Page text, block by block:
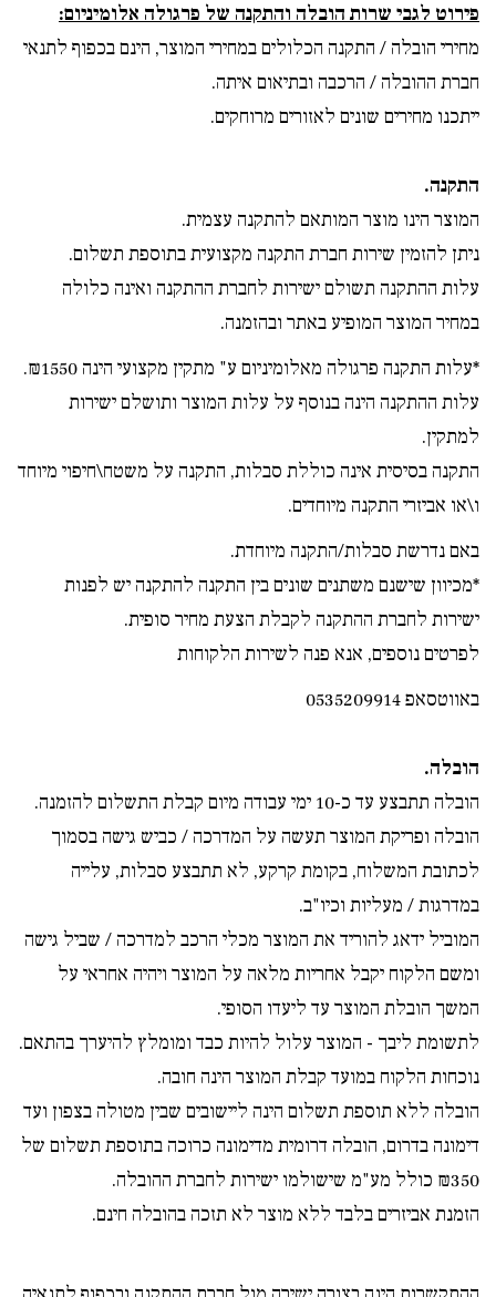
פירוט לגבי שרות הובלה והתקנה של פרגולה אלומיניום:
מחירי הובלה / התקנה הכלולים במחירי המוצר, הינם בכפוף לתנאי
חברת ההובלה / הרכבה ובתיאום איתה.
ייתכנו מחירים שונים לאזורים מרוחקים.
התקנה.
המוצר הינו מוצר המותאם להתקנה עצמית.
ניתן להזמין שירות חברת התקנה מקצועית בתוספת תשלום.
עלות ההתקנה תשולם ישירות לחברת ההתקנה ואינה כלולה
במחיר המוצר המופיע באתר ובהזמנה.
*עלות התקנה פרגולה מאלומיניום ע" מתקין מקצועי הינה ₪1550.
עלות ההתקנה הינה בנוסף על עלות המוצר ותושלם ישירות
למתקין.
התקנה בסיסית אינה כוללת סבלות, התקנה על משטח\חיפוי מיוחד
ו\או אביזרי התקנה מיוחדים.
באם נדרשת סבלות/התקנה מיוחדת.
*מכיוון שישנם משתנים שונים בין התקנה להתקנה יש לפנות
ישירות לחברת ההתקנה לקבלת הצעת מחיר סופית.
לפרטים נוספים, אנא פנה לשירות הלקוחות
באווטסאפ 0535209914
הובלה.
הובלה תתבצע עד כ-10 ימי עבודה מיום קבלת התשלום להזמנה.
הובלה ופריקת המוצר תעשה על המדרכה / כביש גישה בסמוך
לכתובת המשלוח, בקומת קרקע, לא תתבצע סבלות, עלייה
במדרגות / מעליות וכיו"ב.
המוביל ידאג להוריד את המוצר מכלי הרכב למדרכה / שביל גישה
ומשם הלקוח יקבל אחריות מלאה על המוצר ויהיה אחראי על
המשך הובלת המוצר עד ליעדו הסופי.
לתשומת ליבך - המוצר עלול להיות כבד ומומלץ להיערך בהתאם.
נוכחות הלקוח במועד קבלת המוצר הינה חובה.
הובלה ללא תוספת תשלום הינה ליישובים שבין מטולה בצפון ועד
דימונה בדרום, הובלה דרומית מדימונה כרוכה בתוספת תשלום של
₪350 כולל מע"מ שישולמו ישירות לחברת ההובלה.
הזמנת אביזרים בלבד ללא מוצר לא תזכה בהובלה חינם.